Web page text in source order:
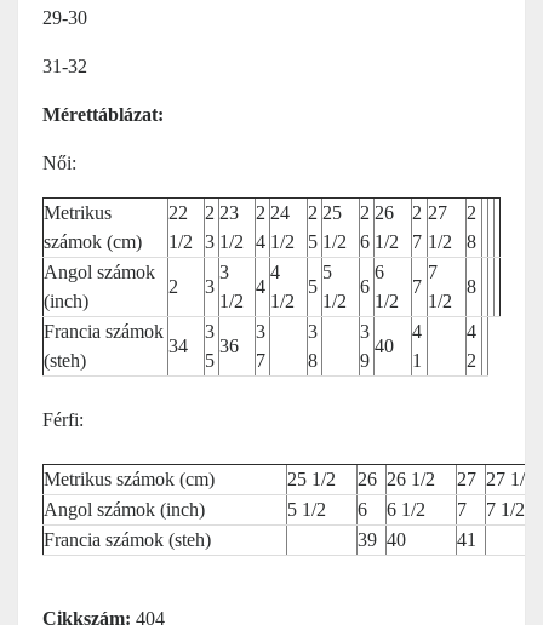
29-30
31-32
Mérettáblázat:
Női:
Metrikus
számok (cm)
22
1/2
2
3
23
1/2
2
4
24
1/2
2
5
25
1/2
2
6
26
1/2
2
7
27
1/2
2
8
Angol számok
(inch)
2 3
3
1/2
4
4
1/2
5
5
1/2
6
6
1/2
7
7
1/2
8
Francia számok
(steh)
34
3
5
36
3
7
3
8
3
9
40
4
1
4
2
Férfi:
Metrikus számok (cm) 25 1/2 26 26 1/2 27 27 1/2
Angol számok (inch)
5 1/2 6 6 1/2 7
7 1/2
Francia számok (steh)
39 40 41
Cikkszám: 404